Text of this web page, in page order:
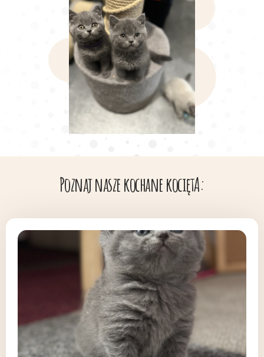
Poznaj nasze kochane kociętA: